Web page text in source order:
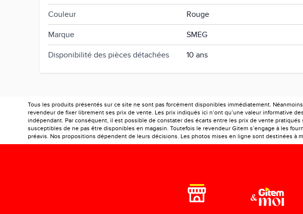
Couleur Rouge
Marque SMEG
Disponibilité des pièces détachées 10 ans
Tous les produits présentés sur ce site ne sont pas forcément disponibles immédiatement.
revendeur de fixer librement ses prix de vente. Les prix indiqués ici n’ont qu’une valeur informative
indépendant. Par conséquent, il est possible de constater des écarts entre les prix de vente
susceptibles de ne pas être disponibles en magasin. Toutefois le revendeur Gitem s’engage à les
préavis. Nos propositions dépendent de leurs décisions. Les photos mises en ligne sont destinées